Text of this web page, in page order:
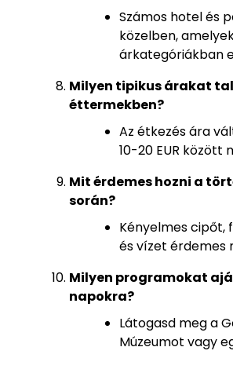
Számos hotel és
közelben,
árkategóriákban
Milyen tipikus árakat
éttermekben?
Az étkezés ára
10-20 EUR között
Mit érdemes hozni a
során?
Kényelmes cipőt,
és vízet érdemes
Milyen programokat
napokra?
Látogasd meg a
Múzeumot vagy